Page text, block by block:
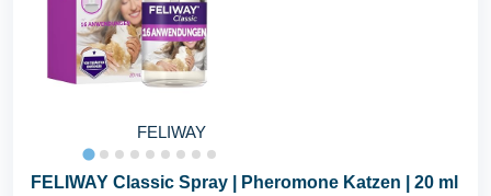
FELIWAY
FELIWAY Classic Spray | Pheromone Katzen | 20 ml